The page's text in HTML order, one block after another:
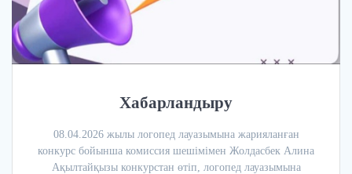
Хабарландыру
08.04.2026 жылы логопед лауазымына жарияланған
конкурс бойынша комиссия шешімімен Жолдасбек Алина
Ақылтайқызы конкурстан өтіп, логопед лауазымына